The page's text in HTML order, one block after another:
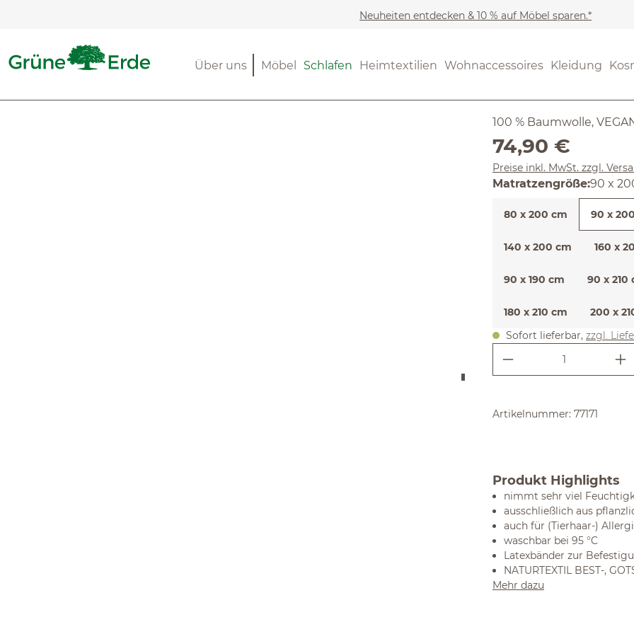
Neuheiten entdecken & 10 % auf Möbel sparen.*
Möbel Schlafen Heimtextilien Wohnaccessoires Kleidung
Über uns (4.71) 7
100 % Baumwolle,
Regulärer Preis:
74,90 €
Preise inkl. MwSt. zzgl.
Matratzengröße:90 x
80 x 200 cm 90 x
140 x 200 cm 160 x
90 x 190 cm 90 x 210
180 x 210 cm
200 x
Sofort lieferbar, zzgl.
Produkt
Artikelnummer: 77171
Produkt Highlights
nimmt sehr viel
ausschließlich aus
auch für (Tierhaar-)
waschbar bei 95 °C
Latexbänder zur
NATURTEXTIL BEST-,
Mehr dazu